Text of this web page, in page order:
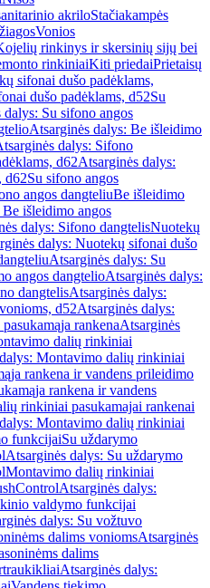
akriloStačiakampės
Vonios
rinkinys ir skersinių sijų bei
rinkiniaiKiti priedaiPrietaisų
sifonai dušo padėklams,
dušo padėklams, d52Su
dalys: Su sifono angos
Atsarginės dalys: Be išleidimo
dalys: Sifono
d62Atsarginės dalys:
d62Su sifono angos
angos dangteliuBe išleidimo
išleidimo angos
dalys: Sifono dangtelisNuotekų
dalys: Nuotekų sifonai dušo
Atsarginės dalys: Su
angos dangtelioAtsarginės dalys:
dangtelisAtsarginės dalys:
d52Atsarginės dalys:
pasukamąja rankenaAtsarginės
dalių rinkiniai
Montavimo dalių rinkiniai
rankena ir vandens prileidimo
rankena ir vandens
rinkiniai pasukamajai rankenai
Montavimo dalių rinkiniai
funkcijaiSu uždarymo
Atsarginės dalys: Su uždarymo
Montavimo dalių rinkiniai
Atsarginės dalys:
valdymo funkcijai
dalys: Su vožtuvo
dalims voniomsAtsarginės
dalims
Atsarginės dalys: